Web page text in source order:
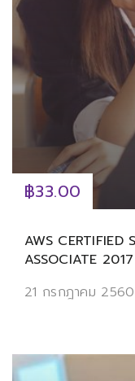
฿33.00
AWS CERTIFIED
ASSOCIATE 2017
21 กรกฎาคม 2560